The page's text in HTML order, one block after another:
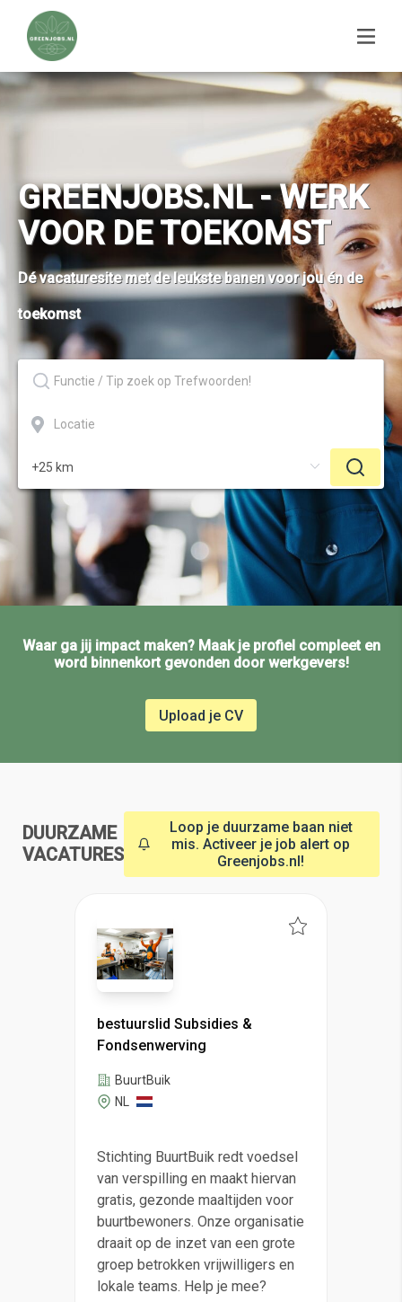
GREENJOBS.NL - WERK
VOOR DE TOEKOMST
Dé vacaturesite met de leukste banen voor jou én de
toekomst
Waar ga jij impact maken? Maak je profiel compleet en
word binnenkort gevonden door werkgevers!
Upload je CV
DUURZAME
VACATURES
Loop je duurzame baan niet
mis. Activeer je job alert op
Greenjobs.nl!
bestuurslid Subsidies &
Fondsenwerving
BuurtBuik
NL
Stichting BuurtBuik redt voedsel
van verspilling en maakt hiervan
gratis, gezonde maaltijden voor
buurtbewoners. Onze organisatie
draait op de inzet van een grote
groep betrokken vrijwilligers en
lokale teams. Help je mee?